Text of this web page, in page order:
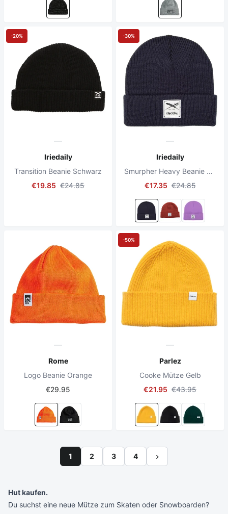
Iriedaily
Transition Beanie Schwarz
€19.85 €24.85
-20%
Iriedaily
Smurpher Heavy Beanie Nachthimmel
€17.35 €24.85
-30%
Rome
Logo Beanie Orange
€29.95
Parlez
Cooke Mütze Gelb
€21.95 €43.95
-50%
1 2 3 4
Hut kaufen.
Du suchst eine neue Mütze zum Skaten oder Snowboarden?